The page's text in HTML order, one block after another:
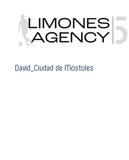
content
David_Ciudad de Móstoles